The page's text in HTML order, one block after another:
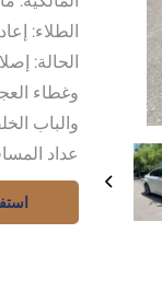
الطلاء:
الحالة:
وغطاء
والباب
عداد